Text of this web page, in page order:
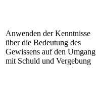
Anwenden der Kenntnisse
über die Bedeutung des
Gewissens auf den Umgang
mit Schuld und Vergebung